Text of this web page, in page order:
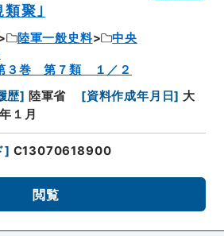
聚｣
陸軍一般史料
中央
３巻 第７類 １／２
歴] 陸軍省 [資料作成年月日] 大
１月
] C13070618900
閲覧